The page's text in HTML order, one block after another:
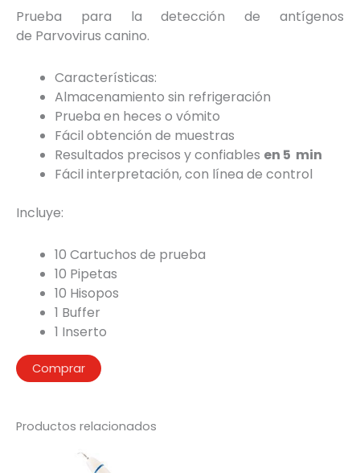
Prueba para la detección de antígenos
de Parvovirus canino.
Características:
Almacenamiento sin refrigeración
Prueba en heces o vómito
Fácil obtención de muestras
Resultados precisos y confiables en 5 min
Fácil interpretación, con línea de control
Incluye:
10 Cartuchos de prueba
10 Pipetas
10 Hisopos
1 Buffer
1 Inserto
Comprar
Productos relacionados